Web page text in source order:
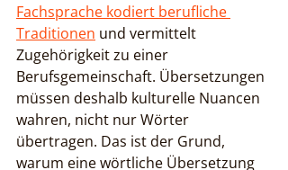
Fachsprache kodiert berufliche
Traditionen und vermittelt
Zugehörigkeit zu einer
Berufsgemeinschaft. Übersetzungen
müssen deshalb kulturelle Nuancen
wahren, nicht nur Wörter
übertragen. Das ist der Grund,
warum eine wörtliche Übersetzung